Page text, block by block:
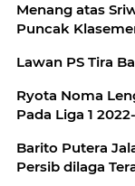
Menang atas
Puncak
Lawan PS Tira
Ryota Noma
Pada Liga 1
Barito Putera
Persib dilaga